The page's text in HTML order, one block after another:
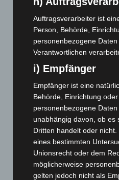
Januar 2026(122)
Dezember 2025(103)
November 2025(114)
September 2025
(93)
August 2025 (90)
Juli 2025(90)
Juni 2025(103)
Mai 2025
(112)
April 2025(88)
März 2025(111)
Auftragsverarbeiter ist
Person, Behörde,
personenbezogene
Verantwortlichen
i) Empfänger
Empfänger ist eine
Behörde, Einrichtung
personenbezogene
unabhängig davon, ob es
Dritten handelt oder
eines bestimmten
Unionsrecht oder dem
möglicherweise
gelten jedoch nicht als